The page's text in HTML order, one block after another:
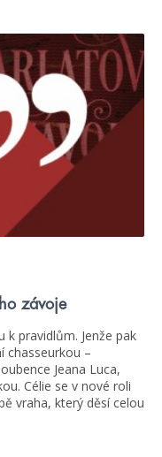
závoje
k pravidlům. Jenže pak
chasseurkou –
Jeana Luca,
Célie se v nové roli
vraha, který děsí celou